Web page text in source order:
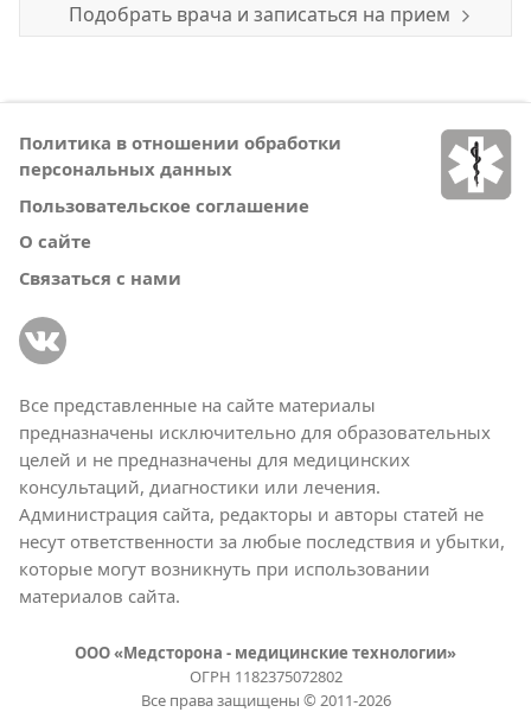
Подобрать врача и записаться на прием
Политика в отношении обработки
персональных данных
Пользовательское соглашение
О сайте
Связаться с нами
Все представленные на сайте материалы
предназначены исключительно для образовательных
целей и не предназначены для медицинских
консультаций, диагностики или лечения.
Администрация сайта, редакторы и авторы статей не
несут ответственности за любые последствия и убытки,
которые могут возникнуть при использовании
материалов сайта.
ООО «Медсторона - медицинские технологии»
ОГРН 1182375072802
Все права защищены © 2011-2026